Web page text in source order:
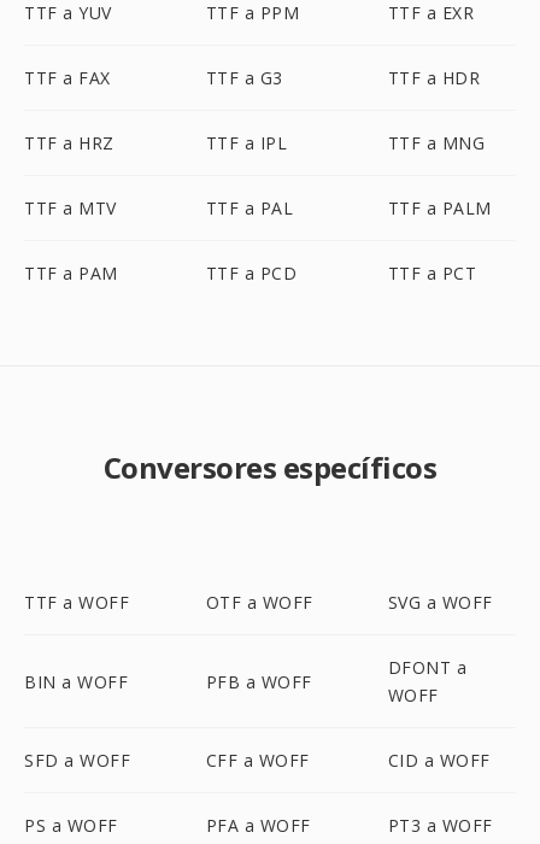
TTF a YUV TTF a PPM TTF a EXR
TTF a FAX TTF a G3 TTF a HDR
TTF a HRZ TTF a IPL TTF a MNG
TTF a MTV TTF a PAL TTF a PALM
TTF a PAM TTF a PCD TTF a PCT
Conversores específicos
TTF a WOFF OTF a WOFF SVG a WOFF
BIN a WOFF PFB a WOFF
DFONT a
WOFF
SFD a WOFF CFF a WOFF CID a WOFF
PS a WOFF PFA a WOFF PT3 a WOFF